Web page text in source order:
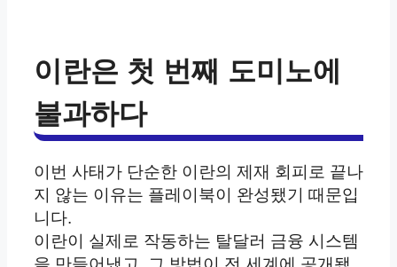
이란은 첫 번째 도미노에
불과하다
이번 사태가 단순한 이란의 제재 회피로 끝나
지 않는 이유는 플레이북이 완성됐기 때문입
니다.
이란이 실제로 작동하는 탈달러 금융 시스템